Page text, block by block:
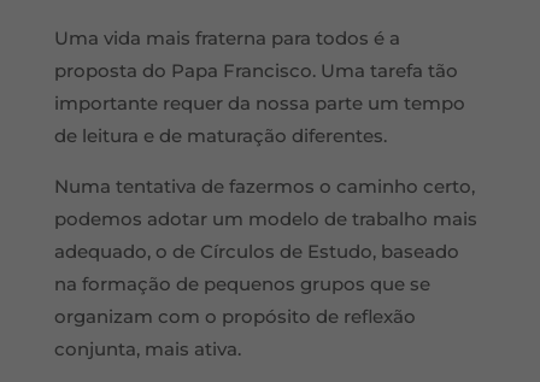
Uma vida mais fraterna para todos é a
proposta do Papa Francisco. Uma tarefa tão
importante requer da nossa parte um tempo
de leitura e de maturação diferentes.
Numa tentativa de fazermos o caminho certo,
podemos adotar um modelo de trabalho mais
adequado, o de Círculos de Estudo, baseado
na formação de pequenos grupos que se
organizam com o propósito de reflexão
conjunta, mais ativa.